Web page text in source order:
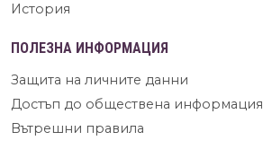
История
ПОЛЕЗНА ИНФОРМАЦИЯ
Защита на личните данни
Достъп до обществена информация
Вътрешни правила